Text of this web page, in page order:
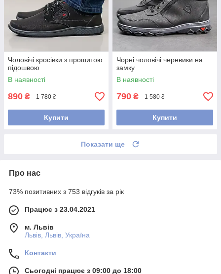
Чоловічі кросівки з прошитою
підошвою
В наявності
890 ₴ 1 780 ₴
Купити
Чорні чоловічі черевики на
замку
В наявності
790 ₴ 1 580 ₴
Купити
Показати ще
Про нас
73% позитивних з 753 відгуків за рік
Працює з 23.04.2021
м. Львів
Львів, Львів, Україна
Контакти
Сьогодні працює з 09:00 до 18:00